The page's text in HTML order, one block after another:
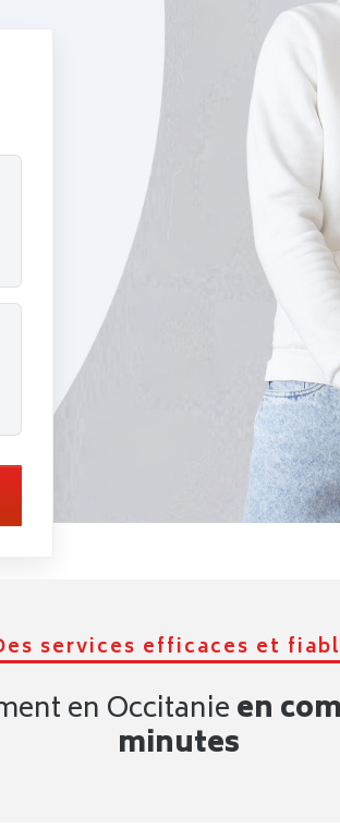
services efficaces et
en Occitanieen
minutes